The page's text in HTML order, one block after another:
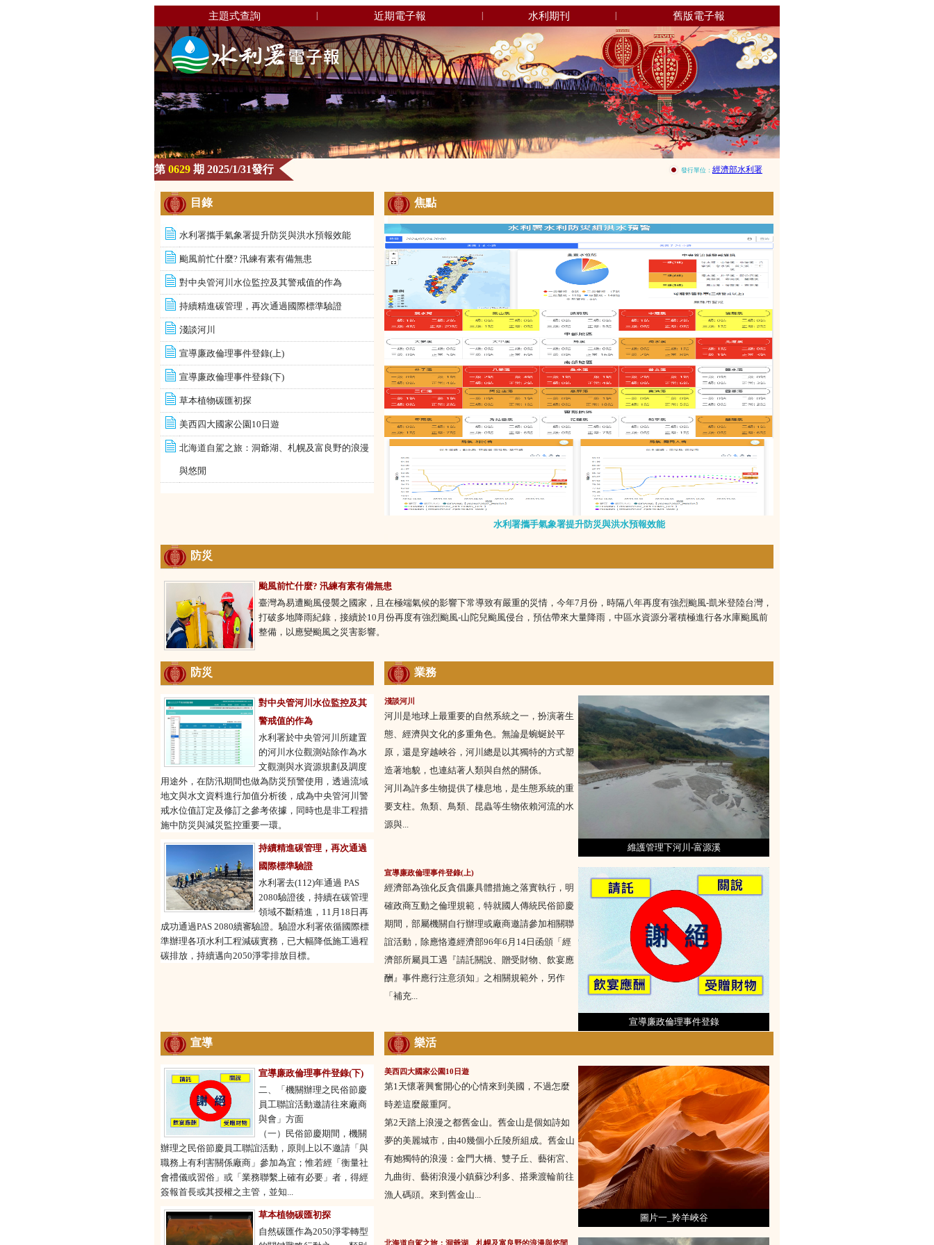
主題式查詢 近期電子報 水利期刊 舊版電子報
第 0629 期 2025/1/31發行 發行單位： 經濟部水利署
目錄
水利署攜手氣象署提升防災與洪水預報效能
颱風前忙什麼? 汛練有素有備無患
對中央管河川水位監控及其警戒值的作為
持續精進碳管理，再次通過國際標準驗證
淺談河川
宣導廉政倫理事件登錄(上)
宣導廉政倫理事件登錄(下)
草本植物碳匯初探
美西四大國家公園10日遊
北海道自駕之旅：洞爺湖、札幌及富良野的浪漫
與悠閒
焦點
水利署攜手氣象署提升防災與洪水預報效能
防災
颱風前忙什麼? 汛練有素有備無患
臺灣為易遭颱風侵襲之國家，且在極端氣候的影響下常導致有嚴重的災情，今年7月份，時隔八年再度有強烈颱風-凱米登陸台灣，
打破多地降雨紀錄，接續於10月份再度有強烈颱風-山陀兒颱風侵台，預估帶來大量降雨，中區水資源分署積極進行各水庫颱風前
整備，以應變颱風之災害影響。
防災
對中央管河川水位監控及其
警戒值的作為
水利署於中央管河川所建置
的河川水位觀測站除作為水
文觀測與水資源規劃及調度
用途外，在防汛期間也做為防災預警使用，透過流域
地文與水文資料進行加值分析後，成為中央管河川警
戒水位值訂定及修訂之參考依據，同時也是非工程措
施中防災與減災監控重要一環。
持續精進碳管理，再次通過
國際標準驗證
水利署去(112)年通過 PAS
2080驗證後，持續在碳管理
領域不斷精進，11月18日再
成功通過PAS 2080續審驗證。驗證水利署依循國際標
準辦理各項水利工程減碳實務，已大幅降低施工過程
碳排放，持續邁向2050淨零排放目標。
業務
維護管理下河川-富源溪
淺談河川
河川是地球上最重要的自然系統之一，扮演著生
態、經濟與文化的多重角色。無論是蜿蜒於平
原，還是穿越峽谷，河川總是以其獨特的方式塑
造著地貌，也連結著人類與自然的關係。
河川為許多生物提供了棲息地，是生態系統的重
要支柱。魚類、鳥類、昆蟲等生物依賴河流的水
源與...
宣導廉政倫理事件登錄
宣導廉政倫理事件登錄(上)
經濟部為強化反貪倡廉具體措施之落實執行，明
確政商互動之倫理規範，特就國人傳統民俗節慶
期間，部屬機關自行辦理或廠商邀請參加相關聯
誼活動，除應恪遵經濟部96年6月14日函頒「經
濟部所屬員工遇『請託關說、贈受財物、飲宴應
酬』事件應行注意須知」之相關規範外，另作
「補充...
宣導
宣導廉政倫理事件登錄(下)
二、「機關辦理之民俗節慶
員工聯誼活動邀請往來廠商
與會」方面
（一）民俗節慶期間，機關
辦理之民俗節慶員工聯誼活動，原則上以不邀請「與
職務上有利害關係廠商」參加為宜；惟若經「衡量社
會禮儀或習俗」或「業務聯繫上確有必要」者，得經
簽報首長或其授權之主管，並知...
草本植物碳匯初探
自然碳匯作為2050淨零轉型
樂活
圖片一_羚羊峽谷
美西四大國家公園10日遊
第1天懷著興奮開心的心情來到美國，不過怎麼
時差這麼嚴重阿。
第2天踏上浪漫之都舊金山。舊金山是個如詩如
夢的美麗城市，由40幾個小丘陵所組成。舊金山
有她獨特的浪漫：金門大橋、雙子丘、藝術宮、
九曲街、藝術浪漫小鎮蘇沙利多、搭乘渡輪前往
漁人碼頭。來到舊金山...
北海道自駕之旅：洞爺湖、札幌及富良野的浪漫與悠閒